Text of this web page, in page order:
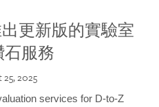
出更新版的實驗室
服務
2025
services for D-to-Z